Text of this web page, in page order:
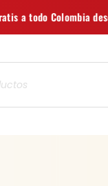
desde$99.900